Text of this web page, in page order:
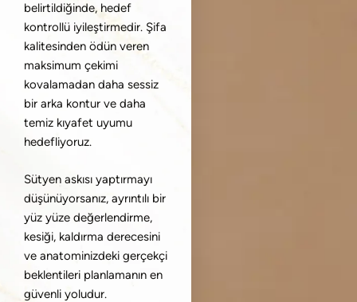
belirtildiğinde, hedef
kontrollü iyileştirmedir. Şifa
kalitesinden ödün veren
maksimum çekimi
kovalamadan daha sessiz
bir arka kontur ve daha
temiz kıyafet uyumu
hedefliyoruz.
Sütyen askısı yaptırmayı
düşünüyorsanız, ayrıntılı bir
yüz yüze değerlendirme,
kesiği, kaldırma derecesini
ve anatominizdeki gerçekçi
beklentileri planlamanın en
güvenli yoludur.